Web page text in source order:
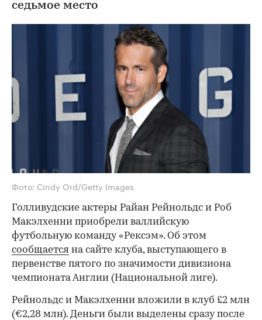
седьмое место
Фото: Cindy Ord/Getty Images
Голливудские актеры Райан Рейнольдс и Роб
Макэлхенни приобрели валлийскую
футбольную команду «Рексэм». Об этом
сообщается на сайте клуба, выступающего в
первенстве пятого по значимости дивизиона
чемпионата Англии (Национальной лиге).
Рейнольдс и Макэлхенни вложили в клуб £2 млн
(€2,28 млн). Деньги были выделены сразу после